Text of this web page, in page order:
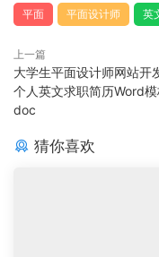
平面 平面设计师 英
上一篇
大学生平面设计师网站开
个人英文求职简历Word
doc
猜你喜欢